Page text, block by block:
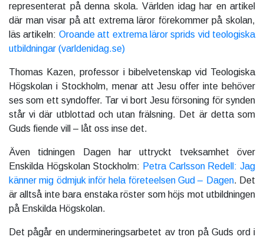
representerat på denna skola. Världen idag har en artikel
där man visar på att extrema läror förekommer på skolan,
läs artikeln: Oroande att extrema läror sprids vid teologiska
utbildningar (varldenidag.se)
Thomas Kazen, professor i bibelvetenskap vid Teologiska
Högskolan i Stockholm, menar att Jesu offer inte behöver
ses som ett syndoffer. Tar vi bort Jesu försoning för synden
står vi där utblottad och utan frälsning. Det är detta som
Guds fiende vill – låt oss inse det.
Även tidningen Dagen har uttryckt tveksamhet över
Enskilda Högskolan Stockholm: Petra Carlsson Redell: Jag
känner mig ödmjuk inför hela företeelsen Gud – Dagen. Det
är alltså inte bara enstaka röster som höjs mot utbildningen
på Enskilda Högskolan.
Det pågår en undermineringsarbetet av tron på Guds ord i